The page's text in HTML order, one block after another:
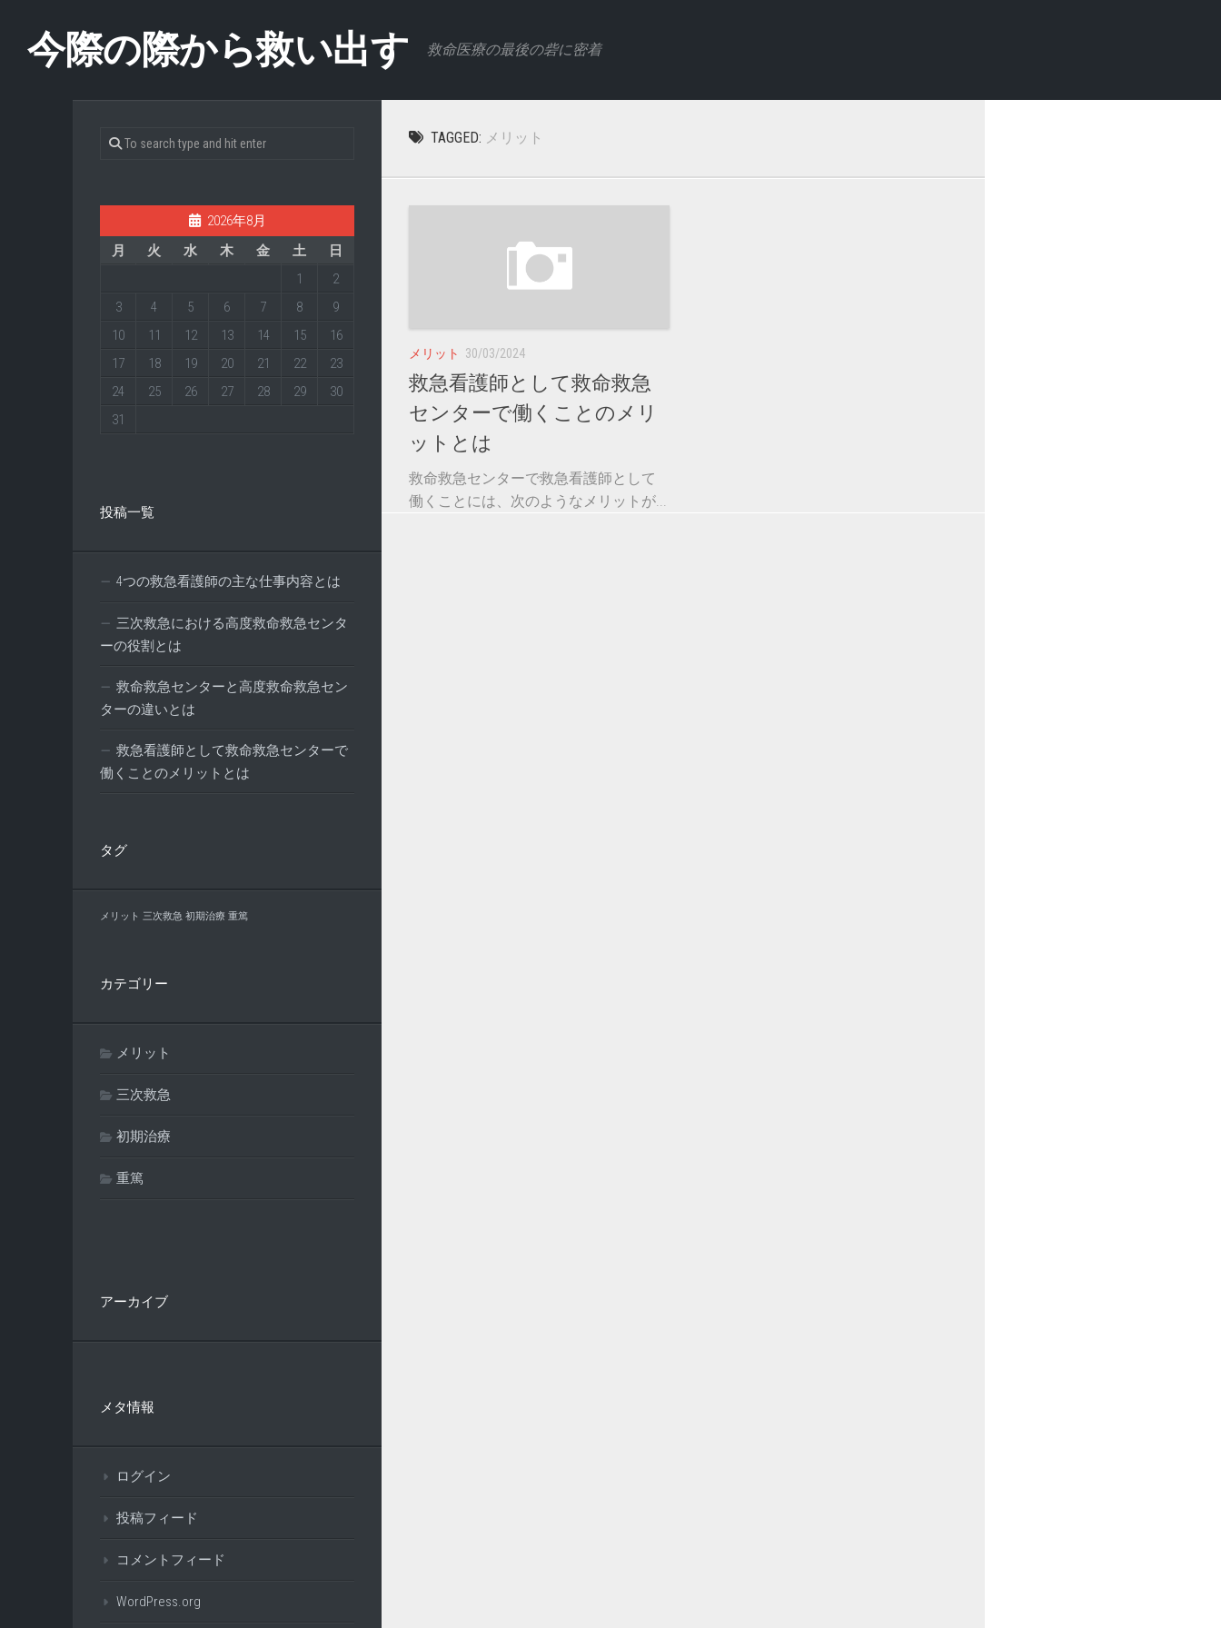
content今際の際から救い出す 救命医療の最後の砦に密着
TAGGED: メリット
メリット 30/03/2024
救急看護師として救命救急
センターで働くことのメリ
ットとは
救命救急センターで救急看護師として
働くことには、次のようなメリットが...
2026年8月
月
火 水 木 金 土
日
1
2
3
4 5 6 7 8
9
10
11 12 13 14 15
16
17
18 19 20 21 22
23
24
25 26 27 28 29
30
31
投稿一覧
4つの救急看護師の主な仕事内容とは
三次救急における高度救命救急センタ
ーの役割とは
救命救急センターと高度救命救急セン
ターの違いとは
救急看護師として救命救急センターで
働くことのメリットとは
タグ
メリット 三次救急 初期治療 重篤
カテゴリー
メリット
三次救急
初期治療
重篤
アーカイブ
メタ情報
ログイン
投稿フィード
コメントフィード
WordPress.org